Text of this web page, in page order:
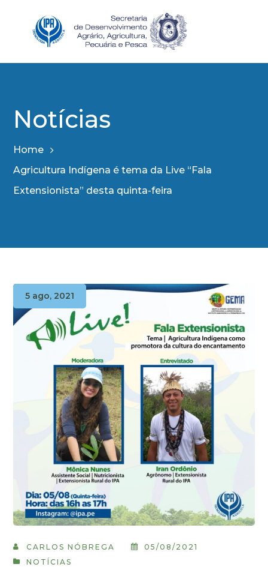
Notícias
Home
Agricultura Indígena é tema da Live “Fala
Extensionista” desta quinta-feira
5 ago, 2021
CARLOS NÓBREGA
05/08/2021
NOTÍCIAS